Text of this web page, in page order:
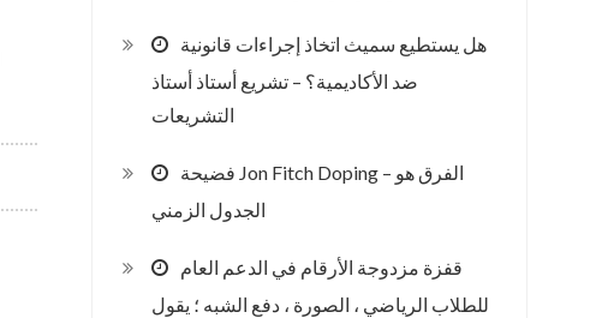
هل يستطيع سميث اتخاذ إجراءات قانونية
ضد الأكاديمية؟ – تشريع أستاذ أستاذ
التشريعات
فضيحة Jon Fitch Doping – الفرق هو
الجدول الزمني
قفزة مزدوجة الأرقام في الدعم العام
للطلاب الرياضي ، الصورة ، دفع الشبه ؛ يقول